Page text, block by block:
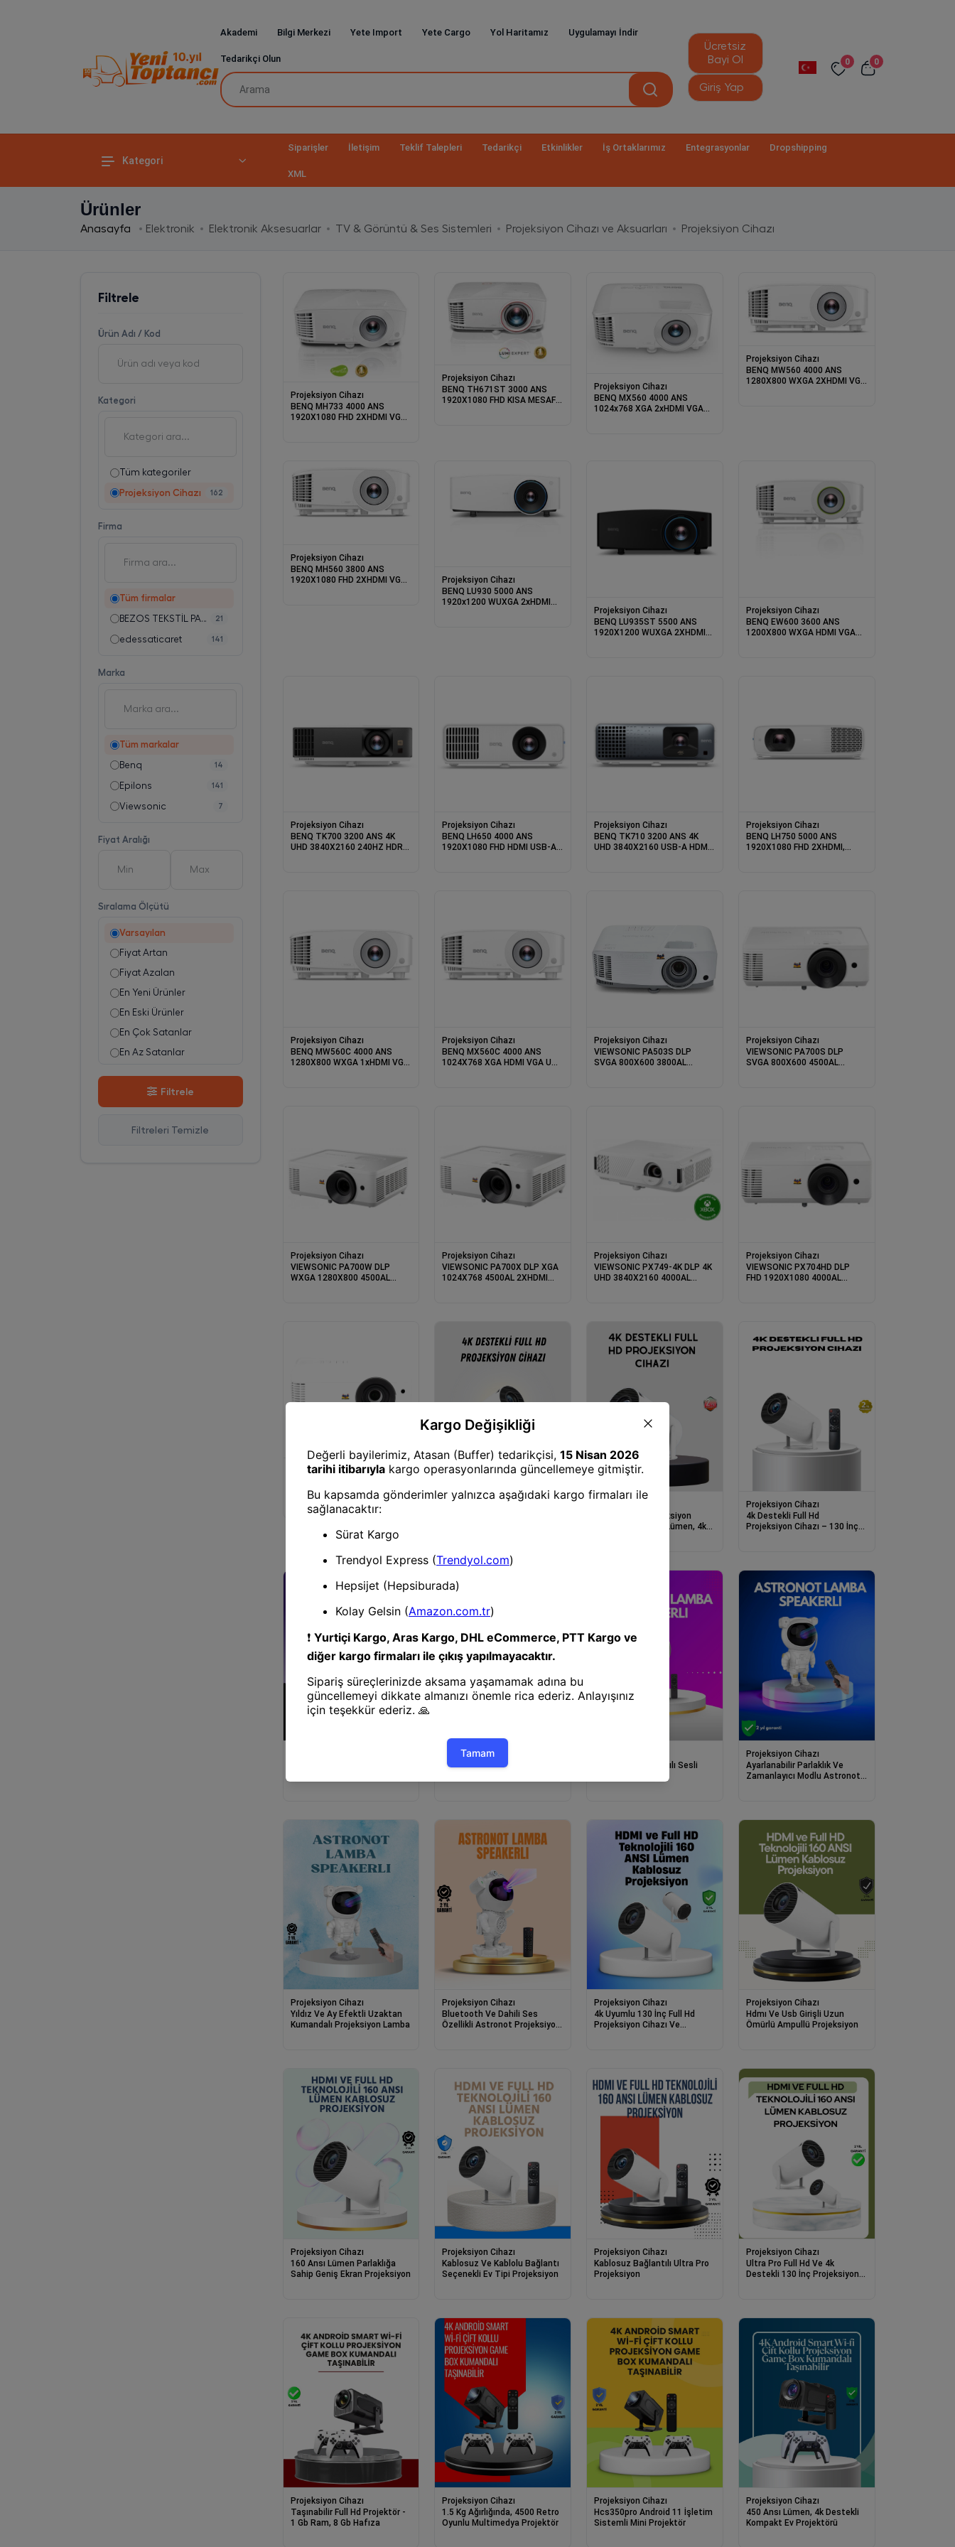
Akademi Bilgi Merkezi Yete Import Yete Cargo Yol Haritamız Uygulamayı İndir
Tedarikçi Olun
Ücretsiz
Bayi Ol
Giriş Yap
0 0
Kategori
Siparişler İletişim Teklif Talepleri Tedarikçi Etkinlikler İş Ortaklarımız Entegrasyonlar Dropshipping
XML
Ürünler
Anasayfa Elektronik Elektronik Aksesuarlar TV & Görüntü & Ses Sistemleri Projeksiyon Cihazı ve Aksuarları Projeksiyon Cihazı
Filtrele
Ürün Adı / Kod
Kategori
Tüm kategoriler
Projeksiyon Cihazı 162
Firma
Tüm firmalar
21
edessaticaret 141
Marka
Tüm markalar
Benq 14
Epilons 141
Viewsonic 7
Fiyat Aralığı
Sıralama Ölçütü
Varsayılan
Fiyat Artan
Fiyat Azalan
En Yeni Ürünler
En Eski Ürünler
En Çok Satanlar
En Az Satanlar
Stok Artan
En Çok Favorilenen
Filtrele
Filtreleri Temizle
Projeksiyon Cihazı
BENQ MH733 4000 ANS
1920X1080 FHD 2XHDMI VGA
Projeksiyon Cihazı
BENQ TH671ST 3000 ANS
1920X1080 FHD KISA MESAFE
Projeksiyon Cihazı
BENQ MX560 4000 ANS
1024x768 XGA 2xHDMI VGA
Projeksiyon Cihazı
BENQ MW560 4000 ANS
1280X800 WXGA 2XHDMI VGA
Projeksiyon Cihazı
BENQ MH560 3800 ANS
1920X1080 FHD 2XHDMI VGA
Projeksiyon Cihazı
BENQ LU930 5000 ANS
1920x1200 WUXGA 2xHDMI
Projeksiyon Cihazı
BENQ LU935ST 5500 ANS
1920X1200 WUXGA 2XHDMI
Projeksiyon Cihazı
BENQ EW600 3600 ANS
1200X800 WXGA HDMI VGA
Projeksiyon Cihazı
BENQ TK700 3200 ANS 4K
UHD 3840X2160 240HZ HDR
Projeksiyon Cihazı
BENQ LH650 4000 ANS
1920X1080 FHD HDMI USB-A
Projeksiyon Cihazı
BENQ TK710 3200 ANS 4K
UHD 3840X2160 USB-A HDMI
Projeksiyon Cihazı
BENQ LH750 5000 ANS
1920X1080 FHD 2XHDMI,
Projeksiyon Cihazı
BENQ MW560C 4000 ANS
1280X800 WXGA 1xHDMI VGA
Projeksiyon Cihazı
BENQ MX560C 4000 ANS
1024X768 XGA HDMI VGA USB
Projeksiyon Cihazı
VIEWSONIC PA503S DLP
SVGA 800X600 3800AL
Projeksiyon Cihazı
VIEWSONIC PA700S DLP
SVGA 800X600 4500AL
Projeksiyon Cihazı
VIEWSONIC PA700W DLP
WXGA 1280X800 4500AL
Projeksiyon Cihazı
VIEWSONIC PA700X DLP XGA
1024X768 4500AL 2XHDMI
Projeksiyon Cihazı
VIEWSONIC PX749-4K DLP 4K
UHD 3840X2160 4000AL
Projeksiyon Cihazı
VIEWSONIC PX704HD DLP
FHD 1920X1080 4000AL
Projeksiyon Cihazı
FHD 1920X1080 3700AL
2XHDMI RA232 1XUSB-A 3D
12000:1 HOPARLÖR
Projeksiyon Cihazı
Ev Sineması Projeksiyon
Cihazı – 160 Ansı Lümen, 4k
Projeksiyon Cihazı
4k Destekli Full Hd
Projeksiyon Cihazı – 130 İnç
Projeksiyon Cihazı
Usb Güç Bağlantılı Çok
Bluetooth Bağlantılı Sesli
Projeksiyon Cihazı
Ayarlanabilir Parlaklık Ve
Zamanlayıcı Modlu Astronot
Projeksiyon Cihazı
Yıldız Ve Ay Efektli Uzaktan
Kumandalı Projeksiyon Lamba
Projeksiyon Cihazı
Bluetooth Ve Dahili Ses
Özellikli Astronot Projeksiyon
Projeksiyon Cihazı
4k Uyumlu 130 İnç Full Hd
Projeksiyon Cihazı Ve
Projeksiyon Cihazı
Hdmı Ve Usb Girişli Uzun
Ömürlü Ampullü Projeksiyon
Projeksiyon Cihazı
160 Ansı Lümen Parlaklığa
Sahip Geniş Ekran Projeksiyon
Projeksiyon Cihazı
Kablosuz Ve Kablolu Bağlantı
Seçenekli Ev Tipi Projeksiyon
Projeksiyon Cihazı
Kablosuz Bağlantılı Ultra Pro
Projeksiyon
Projeksiyon Cihazı
Ultra Pro Full Hd Ve 4k
Destekli 130 İnç Projeksiyon
Projeksiyon Cihazı
Taşınabilir Full Hd Projektör -
1 Gb Ram, 8 Gb Hafıza
Projeksiyon Cihazı
1.5 Kg Ağırlığında, 4500 Retro
Oyunlu Multimedya Projektör
Projeksiyon Cihazı
Hcs350pro Android 11 İşletim
Sistemli Mini Projektör
Projeksiyon Cihazı
450 Ansı Lümen, 4k Destekli
Kompakt Ev Projektörü